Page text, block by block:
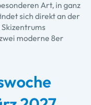
Art, in ganz
sich direkt an der
moderne 8er